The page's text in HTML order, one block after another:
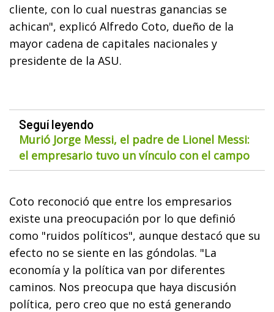
cliente, con lo cual nuestras ganancias se
achican", explicó Alfredo Coto, dueño de la
mayor cadena de capitales nacionales y
presidente de la ASU.
Seguí leyendo
Murió Jorge Messi, el padre de Lionel Messi:
el empresario tuvo un vínculo con el campo
Coto reconoció que entre los empresarios
existe una preocupación por lo que definió
como "ruidos políticos", aunque destacó que su
efecto no se siente en las góndolas. "La
economía y la política van por diferentes
caminos. Nos preocupa que haya discusión
política, pero creo que no está generando